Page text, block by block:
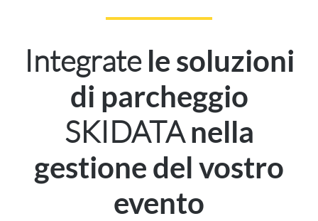
Integrate le soluzioni
di parcheggio
SKIDATAnella
gestione del vostro
evento